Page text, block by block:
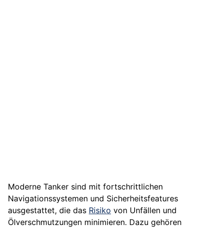
Moderne Tanker sind mit fortschrittlichen
Navigationssystemen und Sicherheitsfeatures
ausgestattet, die das Risiko von Unfällen und
Ölverschmutzungen minimieren. Dazu gehören